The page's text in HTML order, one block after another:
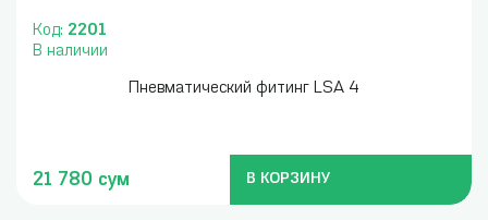
Код: 2201
В наличии
Пневматический фитинг LSA 4
21 780 сум В КОРЗИНУ